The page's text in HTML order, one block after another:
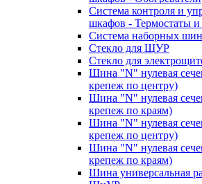
Система контроля и
шкафов - Термостаты
Система наборных
Стекло для ЩУР
Стекло для
Шина "N" нулевая
крепеж по центру)
Шина "N" нулевая
крепеж по краям)
Шина "N" нулевая
крепеж по центру)
Шина "N" нулевая
крепеж по краям)
Шина универсальная